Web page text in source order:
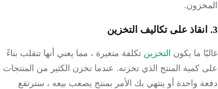
ما يكونالتخزينتكلفة متغيرة ، مما يعني أنها تتقلب بناءً
كمية المنتج الذي تخزنه. عندما تخزن الكثير من المنتجات
واحدة أو ينتهي بك الأمر بمنتج يصعب بيعه ، سترتفع